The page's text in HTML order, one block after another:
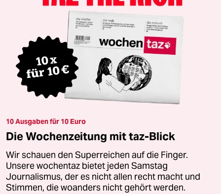
10 Ausgaben für 10 Euro
Die Wochenzeitung mit taz-Blick
Wir schauen den Superreichen auf die Finger.
Unsere wochentaz bietet jeden Samstag
Journalismus, der es nicht allen recht macht und
Stimmen, die woanders nicht gehört werden.